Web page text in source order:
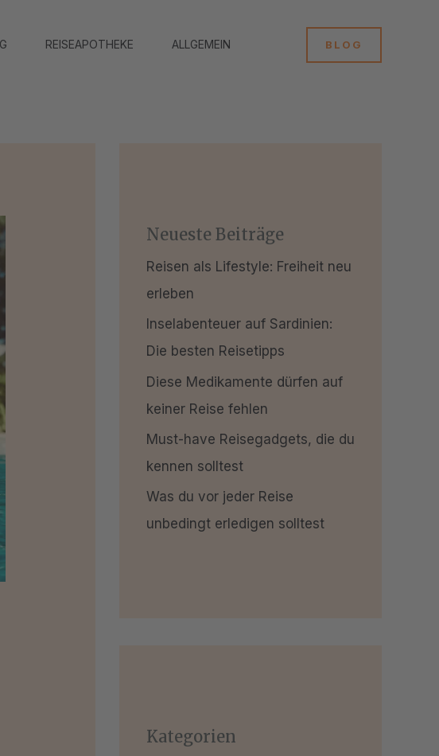
REISEAPOTHEKE ALLGEMEIN BLOG
Neueste Beiträge
Reisen als Lifestyle: Freiheit neu
erleben
Inselabenteuer auf Sardinien:
Die besten Reisetipps
Diese Medikamente dürfen auf
keiner Reise fehlen
Must-have Reisegadgets, die du
kennen solltest
Was du vor jeder Reise
unbedingt erledigen solltest
Kategorien